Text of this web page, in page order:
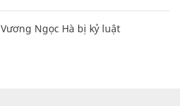
Ngọc Hà bị kỷ luật